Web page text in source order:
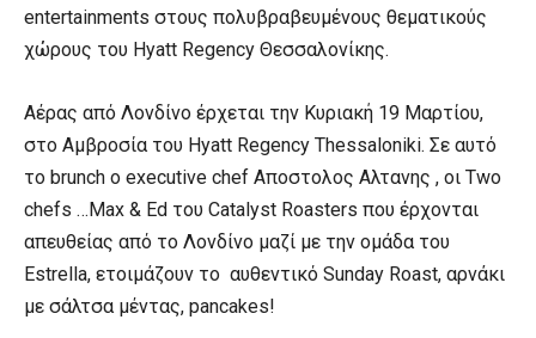
entertainments στους πολυβραβευμένους θεματικούς
χώρους του Hyatt Regency Θεσσαλονίκης.
Αέρας από Λονδίνο έρχεται την Κυριακή 19 Μαρτίου,
στο Αμβροσία του Hyatt Regency Thessaloniki. Σε αυτό
το brunch ο executive chef Αποστολος Αλτανης , οι Two
chefs …Max & Ed του Catalyst Roasters που έρχονται
απευθείας από το Λονδίνο μαζί με την ομάδα του
Estrella, ετοιμάζουν το αυθεντικό Sunday Roast, αρνάκι
με σάλτσα μέντας, pancakes!